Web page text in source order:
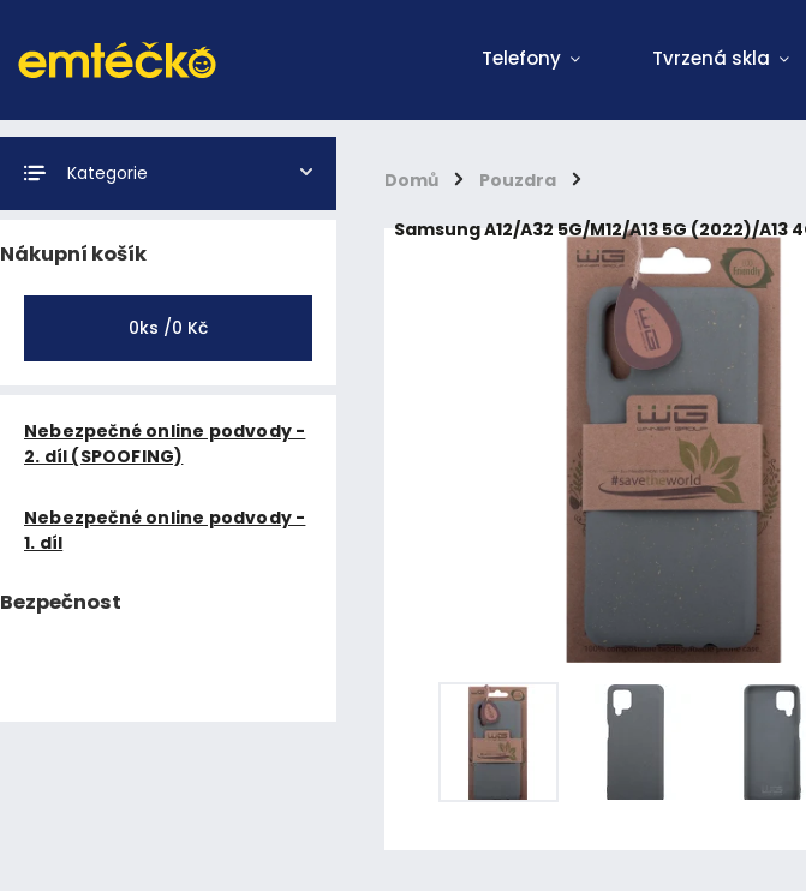
Telefony Tvrzená skla
Domů / Pouzdra /
Samsung A12/A32 5G/M12/A13 5G (2022)/
Kategorie
Nákupní košík
0ks /0 Kč
Nebezpečné online podvody -
2. díl (SPOOFING)
Nebezpečné online podvody -
1. díl
Bezpečnost